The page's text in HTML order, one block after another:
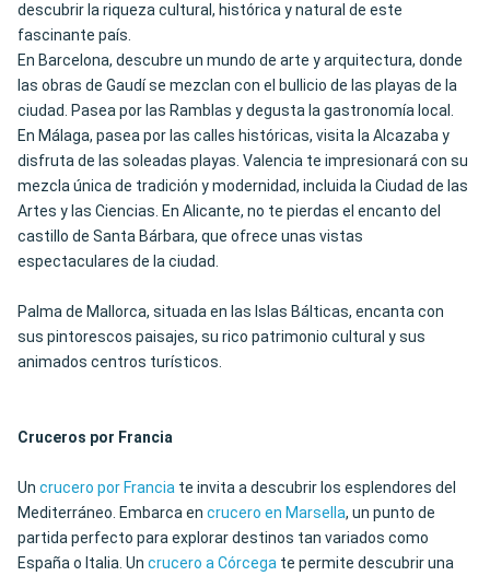
descubrir la riqueza cultural, histórica y natural de este
fascinante país.
En Barcelona, descubre un mundo de arte y arquitectura, donde
las obras de Gaudí se mezclan con el bullicio de las playas de la
ciudad. Pasea por las Ramblas y degusta la gastronomía local.
En Málaga, pasea por las calles históricas, visita la Alcazaba y
disfruta de las soleadas playas. Valencia te impresionará con su
mezcla única de tradición y modernidad, incluida la Ciudad de las
Artes y las Ciencias. En Alicante, no te pierdas el encanto del
castillo de Santa Bárbara, que ofrece unas vistas
espectaculares de la ciudad.
Palma de Mallorca, situada en las Islas Bálticas, encanta con
sus pintorescos paisajes, su rico patrimonio cultural y sus
animados centros turísticos.
Cruceros por Francia
Un crucero por Francia te invita a descubrir los esplendores del
Mediterráneo. Embarca en crucero en Marsella, un punto de
partida perfecto para explorar destinos tan variados como
España o Italia. Un crucero a Córcega te permite descubrir una